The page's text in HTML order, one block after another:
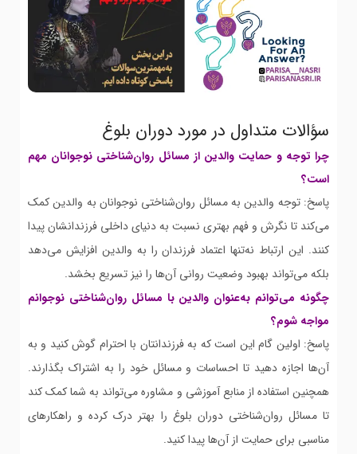
سؤالات متداول در مورد دوران بلوغ
چرا توجه و حمایت والدین از مسائل روان‌شناختی نوجوانان مهم
است؟
پاسخ: توجه والدین به مسائل روان‌شناختی نوجوانان به والدین کمک
می‌کند تا نگرش و فهم بهتری نسبت به دنیای داخلی فرزندانشان پیدا
کنند. این ارتباط نه‌تنها اعتماد فرزندان را به والدین افزایش می‌دهد
بلکه می‌تواند بهبود وضعیت روانی آن‌ها را نیز تسریع بخشد.
چگونه می‌توانم به‌عنوان والدین با مسائل روان‌شناختی نوجوانم
مواجه شوم؟
پاسخ: اولین گام این است که به فرزندانتان با احترام گوش کنید و به
آن‌ها اجازه دهید تا احساسات و مسائل خود را به اشتراک بگذارند.
همچنین استفاده از منابع آموزشی و مشاوره می‌تواند به شما کمک کند
تا مسائل روان‌شناختی دوران بلوغ را بهتر درک کرده و راهکارهای
مناسبی برای حمایت از آن‌ها پیدا کنید.